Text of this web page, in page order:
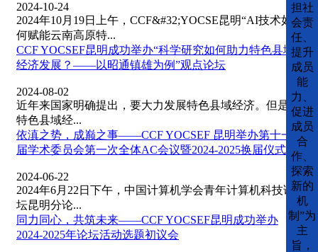
2024-10-24
2024年10月19日上午，CCF&#32;YOCSE昆明“AI技术如
何赋能云南高原特...
CCF YOCSEF昆明成功举办“科学研究如何助力特色县域
经济发展？——以昭通镇雄为例”观点论坛
2024-08-02
近年来国家明确提出，要大力发展特色县域经济。但是在
特色县域经...
依滇之势，成巅之事——CCF YOCSEF 昆明举办第十一
届学术委员会第一次全体AC会议暨2024-2025换届仪式
2024-06-22
2024年6月22日下午，中国计算机学会青年计算机科技论
坛昆明分论...
同力同心，共筑未来——CCF YOCSEF昆明成功举办
2024-2025年论坛活动选题初议会
担社
会责
任、
提升
成员
能
力、
促进
成员
合
作、
探索
新的
机
制”为
主
旨，